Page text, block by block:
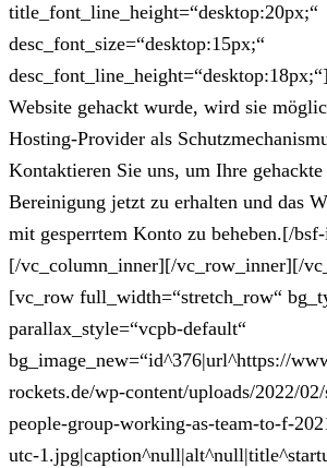
title_font_line_height=“desktop:20px;“
desc_font_size=“desktop:15px;“
Website gehackt wurde, wird sie
Hosting-Provider als
Kontaktieren Sie uns, um Ihre gehackte
Bereinigung jetzt zu erhalten und das
mit gesperrtem Konto zu beheben.[/
[/vc_column_inner][/vc_row_inner][/
[vc_row full_width=“stretch_row“
parallax_style=“vcpb-default“
bg_image_new=“id^376|url^https://
rockets.de/wp-content/uploads/2022/
people-group-working-as-team-to-f-
utc-